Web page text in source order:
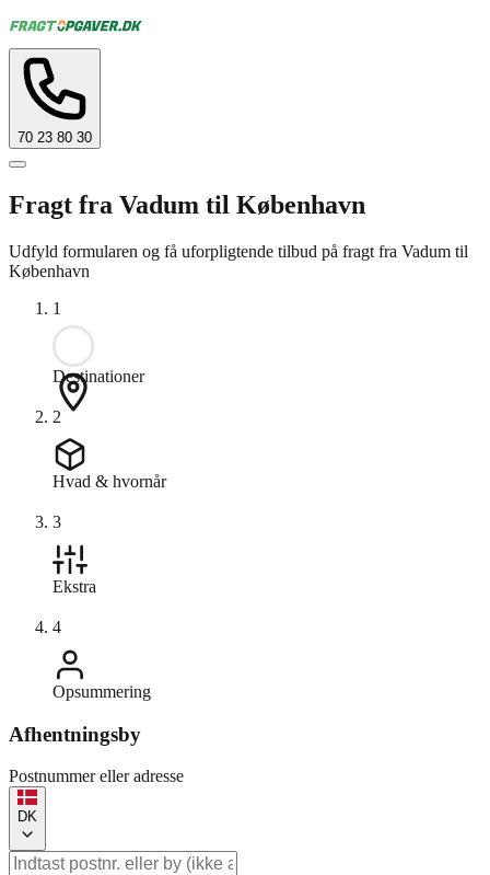
70 23 80 30
Fragt fra Vadum til København
Udfyld formularen og få uforpligtende tilbud på fragt fra Vadum til
København
1
Destinationer
2
Hvad & hvornår
3
Ekstra
4
Opsummering
Afhentningsby
Postnummer eller adresse
DK